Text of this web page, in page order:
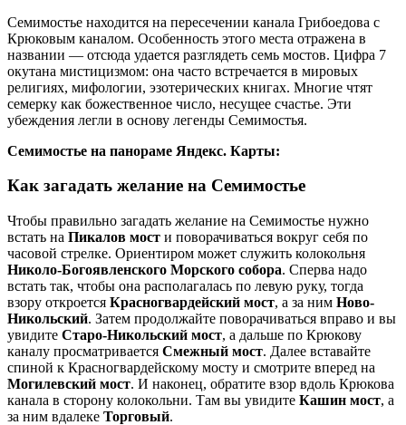
Семимостье находится на пересечении канала Грибоедова с
Крюковым каналом. Особенность этого места отражена в
названии — отсюда удается разглядеть семь мостов. Цифра 7
окутана мистицизмом: она часто встречается в мировых
религиях, мифологии, эзотерических книгах. Многие чтят
семерку как божественное число, несущее счастье. Эти
убеждения легли в основу легенды Семимостья.
Семимостье на панораме Яндекс. Карты:
Как загадать желание на Семимостье
Чтобы правильно загадать желание на Семимостье нужно
встать на Пикалов мост и поворачиваться вокруг себя по
часовой стрелке. Ориентиром может служить колокольня
Николо-Богоявленского Морского собора. Сперва надо
встать так, чтобы она располагалась по левую руку, тогда
взору откроется Красногвардейский мост, а за ним Ново-
Никольский. Затем продолжайте поворачиваться вправо и вы
увидите Старо-Никольский мост, а дальше по Крюкову
каналу просматривается Смежный мост. Далее вставайте
спиной к Красногвардейскому мосту и смотрите вперед на
Могилевский мост. И наконец, обратите взор вдоль Крюкова
канала в сторону колокольни. Там вы увидите Кашин мост, а
за ним вдалеке Торговый.